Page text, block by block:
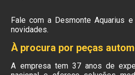
Fale com a Desmonte Aquarius
novidades.
À procura por peças
A empresa tem 37 anos de